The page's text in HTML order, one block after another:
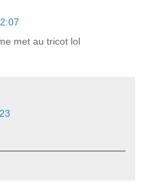
met au tricot lol